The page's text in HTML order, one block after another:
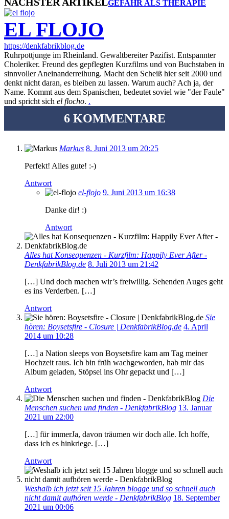
GEFAHR ALS THERAPIE
EL FLOJO
https://denkfabrikblog.de
Ruhrpottjunge im Rheinland. Gewaltbereiter Pazifist. Entspannter
Choleriker. Freund des gepflegten Kurzfilms und von Buchstaben in
sinnvoller Aneinanderreihung. Macht den Scheiß hier seit 2000 und
denkt nicht daran, es bleiben zu lassen. Warum auch? Ach ja, der
Name. Kommt aus dem Spanischen, bedeutet soviel wie "der Faule"
und spricht sich el flocho. .
6 KOMMENTARE
Markus 8. Juni 2013 um 20:25
Perfekt! Alles gute! :-)
Antwort
el-flojo 9. Juni 2013 um 16:38
Danke dir! :)
Antwort
Alles hat Konsequenzen - Kurzfilm: Happily Ever After -
DenkfabrikBlog.de 8. Juli 2013 um 21:42
[…] Und doch machen wir’s freiwillig. Sehenden Auges geht
es ins Verderben. […]
Antwort
Sie
hören: Boysetsfire - Closure | DenkfabrikBlog.de 4. April
2014 um 10:28
[…] a Nation sleeps von Boysetsfire kam am Tag meiner
Hochzeit raus. Ich bin früh wachgeworden, hab mir das
Album geladen, Stöpsel ins Ohr gepackt und […]
Antwort
Die
Menschen suchen und finden - DenkfabrikBlog 13. Januar
2021 um 22:00
[…] für immerJa, davon träumen wir doch alle. Ich hoffe,
dass ich es hinkriege. […]
Antwort
Weshalb ich jetzt seit 15 Jahren blogge und so schnell auch
nicht damit aufhören werde - DenkfabrikBlog 18. September
2021 um 00:06